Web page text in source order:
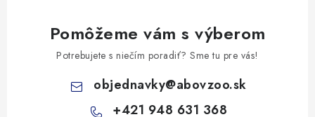
Pomôžeme vám s výberom
Potrebujete s niečím poradiť? Sme tu pre vás!
objednavky@abovzoo.sk
+421 948 631 368